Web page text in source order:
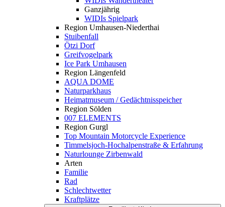
Ganzjährig
WIDIs Spielpark
Region Umhausen-Niederthai
Stuibenfall
Ötzi Dorf
Greifvogelpark
Ice Park Umhausen
Region Längenfeld
AQUA DOME
Naturparkhaus
Heimatmuseum / Gedächtnisspeicher
Region Sölden
007 ELEMENTS
Region Gurgl
Top Mountain Motorcycle Experience
Timmelsjoch-Hochalpenstraße & Erfahrung
Naturlounge Zirbenwald
Arten
Familie
Rad
Schlechtwetter
Kraftplätze